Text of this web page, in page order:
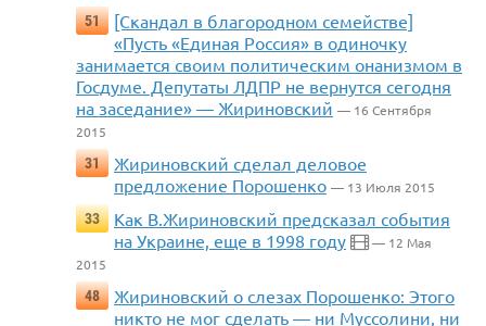
51
[Скандал в благородном семействе]
«Пусть «Единая Россия» в одиночку
занимается своим политическим онанизмом в
Госдуме. Депутаты ЛДПР не вернутся сегодня
на заседание» — Жириновский — 16 Сентября
2015
31
Жириновский сделал деловое
предложение Порошенко — 13 Июля 2015
33
Как В.Жириновский предсказал события
на Украине, еще в 1998 году
— 12 Мая
2015
48
Жириновский о слезах Порошенко: Этого
никто не мог сделать — ни Муссолини, ни